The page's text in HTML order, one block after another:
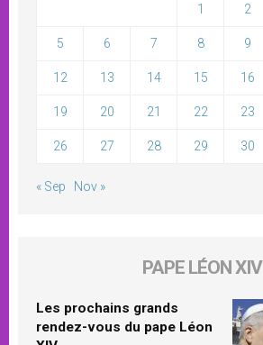
1 2
5 6 7 8 9
12 13 14 15 16
19 20 21 22 23
26 27 28 29 30
« Sep Nov »
PAPE LÉON XIV
Les prochains grands
rendez-vous du pape Léon